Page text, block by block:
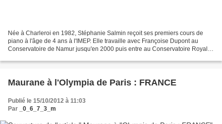
Née à Charleroi en 1982, Stéphanie Salmin reçoit ses premiers cours de
piano à l'âge de 4 ans à l'IMEP. Elle travaille avec Françoise Dupont au
Conservatoire de Namur jusqu'en 2000 puis entre au Conservatoire Royal
Maurane à l'Olympia de Paris : FRANCE
Publié le 15/10/2012 à 11:03
Par
_0_6_7_3_m